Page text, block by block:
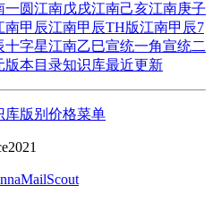
一圆江南戊戌江南己亥江南庚子
南甲辰江南甲辰TH版江南甲辰7
十字星江南乙巳宣统一角宣统二
版本目录知识库最近更新
库版别 价格菜单
MailScout